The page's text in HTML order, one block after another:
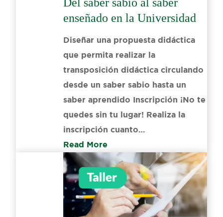
enseñado en la Universidad
Diseñar una propuesta didáctica
que permita realizar la
transposición didáctica circulando
desde un saber sabio hasta un
saber aprendido Inscripción ¡No te
quedes sin tu lugar! Realiza la
inscripción cuanto…
Read More